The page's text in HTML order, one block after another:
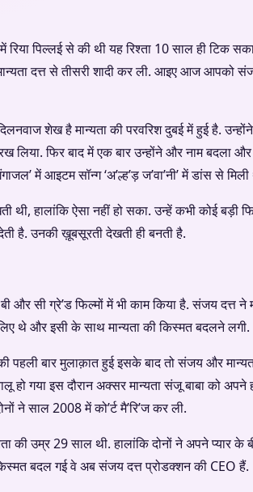
पिल्लई से की थी यह रिश्ता 10 साल ही टिक
दत्त से तीसरी शादी कर ली. आइए आज आपको
शेख है मान्यता की परवरिश दुबई में हुई है.
फिर बाद में एक बार उन्होंने और नाम बदला और
में आइटम सॉन्ग ‘अ’ल्ह’ड़ ज’वा’नी’ में डांस से मिली
थी, हालांकि ऐसा नहीं हो सका. उन्हें कभी कोई बड़ी
है. उनकी ख़ूबसूरती देखती ही बनती है.
और सी ग्रे’ड फिल्मों में भी काम किया है. संजय दत्त ने
थे और इसी के साथ मान्यता की किस्मत बदलने लगी.
बार मुलाक़ात हुई इसके बाद तो संजय और
गया इस दौरान अक्सर मान्यता संजू बाबा को अपने
ने साल 2008 में को’र्ट मै’रि’ज कर ली.
की उम्र 29 साल थी. हालांकि दोनों ने अपने प्यार
बदल गई वे अब संजय दत्त प्रोडक्शन की CEO हैं.